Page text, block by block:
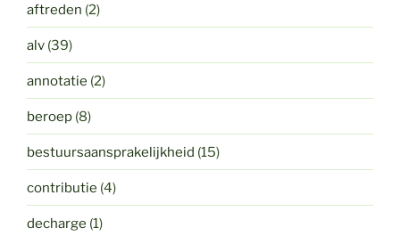
aftreden (2)
alv (39)
annotatie (2)
beroep (8)
bestuursaansprakelijkheid (15)
contributie (4)
decharge (1)